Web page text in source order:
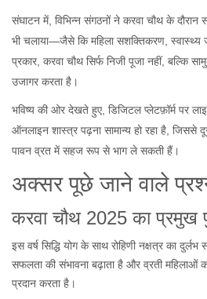
संघाटन में, विभिन्न संगठनों ने करवा चौथ के दौरान
भी चलाया—जैसे कि महिला सशक्तिकरण,
प्रकार, करवा चौथ सिर्फ निजी पूजा नहीं, बल्कि
उजागर करता है।
भविष्य की ओर देखते हुए, डिजिटल प्लेटफ़ॉर्म पर
ऑनलाइन शास्त्र पढ़ना सामान्य हो रहा है, जिससे
पावन व्रत में सहज रूप से भाग ले सकती हैं।
अक्सर पूछे जाने वाले
करवा चौथ 2025 का प्रमुख
इस वर्ष सिद्धि योग के साथ रोहिणी नक्षत्र का
सफलता की संभावना बढ़ाता है और व्रती महिलाओं
प्रदान करता है।